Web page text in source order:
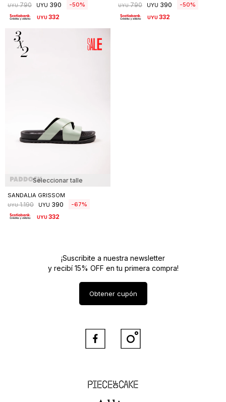
UYU 790 UYU 390 50
UYU332
UYU 790 UYU 390 50
UYU332
Seleccionar talle
SANDALIA GRISSOM
UYU 1.190 UYU 390 67
UYU332
Piece of Cake
Allie
¡Suscribite a nuestra newsletter
y recibí 15% OFF en tu primera compra!
Obtener cupón
 